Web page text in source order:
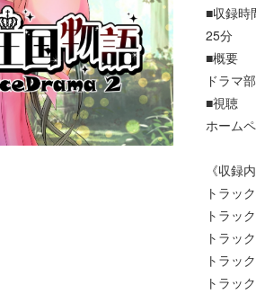
■収録時
25分
■概要
ドラマ
■視聴
ホーム
《収録
トラッ
トラッ
トラッ
トラッ
トラッ